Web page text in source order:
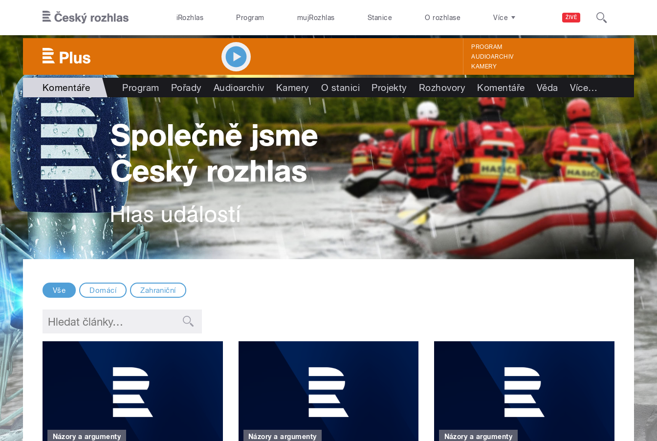
ŽIVĚ
iRozhlas Program mujRozhlas Stanice O rozhlase Více
PROGRAM
AUDIOARCHIV
KAMERY
Komentáře Program Pořady Audioarchiv Kamery O stanici Projekty Rozhovory Komentáře Věda Více…
Vše Domácí Zahraniční
Názory a argumenty Názory a argumenty Názory a argumenty